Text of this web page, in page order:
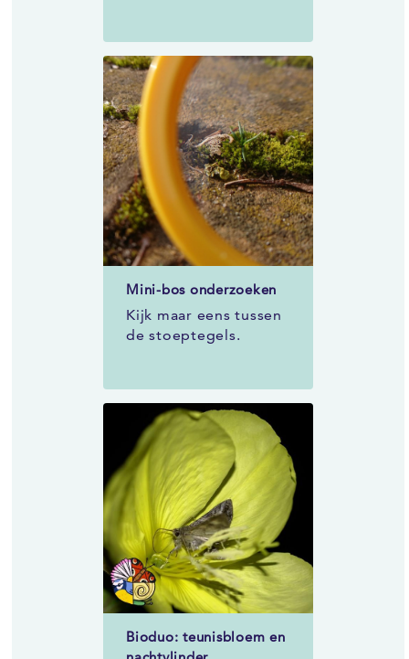
Mini-bos onderzoeken
Kijk maar eens tussen
de stoeptegels.
Bioduo: teunisbloem en